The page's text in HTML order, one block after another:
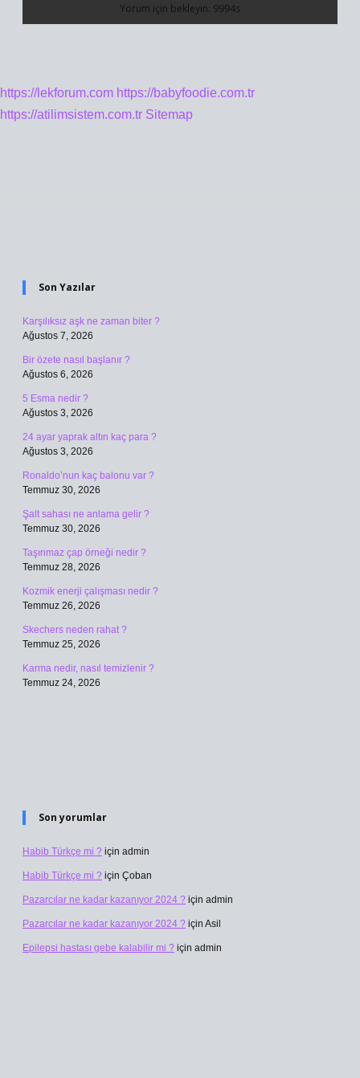
https://lekforum.com https://babyfoodie.com.tr
https://atilimsistem.com.tr Sitemap
Son Yazılar
Karşılıksız aşk ne zaman biter ?
Ağustos 7, 2026
Bir özete nasıl başlanır ?
Ağustos 6, 2026
5 Esma nedir ?
Ağustos 3, 2026
24 ayar yaprak altın kaç para ?
Ağustos 3, 2026
Ronaldo’nun kaç balonu var ?
Temmuz 30, 2026
Şalt sahası ne anlama gelir ?
Temmuz 30, 2026
Taşınmaz çap örneği nedir ?
Temmuz 28, 2026
Kozmik enerji çalışması nedir ?
Temmuz 26, 2026
Skechers neden rahat ?
Temmuz 25, 2026
Karma nedir, nasıl temizlenir ?
Temmuz 24, 2026
Son yorumlar
Habib Türkçe mi ? için admin
Habib Türkçe mi ? için Çoban
Pazarcılar ne kadar kazanıyor 2024 ? için admin
Pazarcılar ne kadar kazanıyor 2024 ? için Asil
Epilepsi hastası gebe kalabilir mi ? için admin